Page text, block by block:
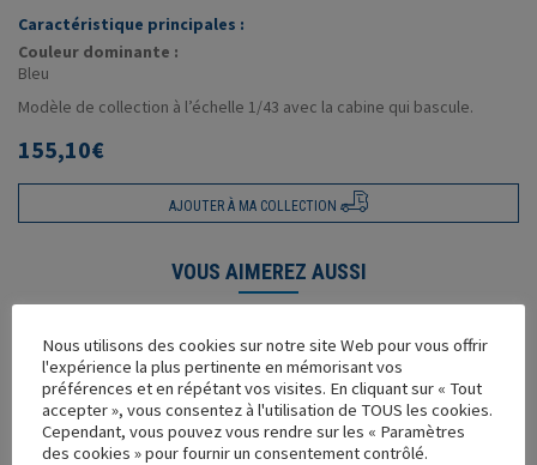
Caractéristique principales :
Couleur dominante :
Bleu
Modèle de collection à l’échelle 1/43 avec la cabine qui bascule.
155,10€
AJOUTER À MA COLLECTION
VOUS AIMEREZ AUSSI
Nous utilisons des cookies sur notre site Web pour vous offrir
l'expérience la plus pertinente en mémorisant vos
préférences et en répétant vos visites. En cliquant sur « Tout
accepter », vous consentez à l'utilisation de TOUS les cookies.
Cependant, vous pouvez vous rendre sur les « Paramètres
des cookies » pour fournir un consentement contrôlé.